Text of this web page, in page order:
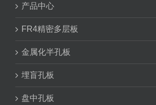
产品中心
FR4精密多层板
金属化半孔板
埋盲孔板
盘中孔板